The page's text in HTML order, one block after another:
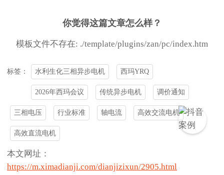
你觉得这篇文章怎么样？
模板文件不存在: ./template/plugins/zan/pc/index.htm
标签： 水利生化三相异步电机 西玛YRQ
2026年西玛会议 传统异步电机 调价通知
三相电压 行业标准 轴电流 高效交流电机
高效直流电机
本文网址：
https://m.ximadianji.com/dianjizixun/2905.html